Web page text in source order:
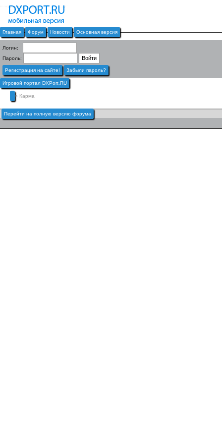
Главная Форум Новости Основная версия
Логин:
Пароль:
Регистрация на сайте! Забыли пароль?
Игровой портал DXPort.RU
» Карма
Перейти на полную версию форума